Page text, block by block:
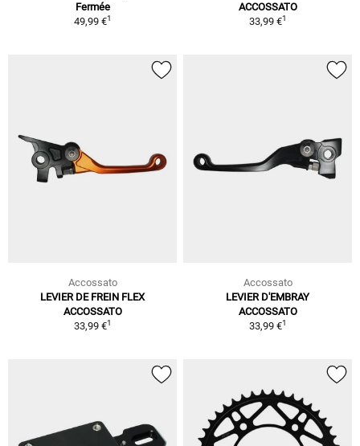
Fermée
49,99 €1
ACCOSSATO
33,99 €1
Accossato
LEVIER DE FREIN FLEX
ACCOSSATO
33,99 €1
Accossato
LEVIER D'EMBRAY
ACCOSSATO
33,99 €1